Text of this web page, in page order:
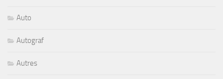
Auto
Autograf
Autres